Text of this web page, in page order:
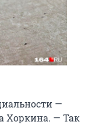
—
Хоркина. — Так